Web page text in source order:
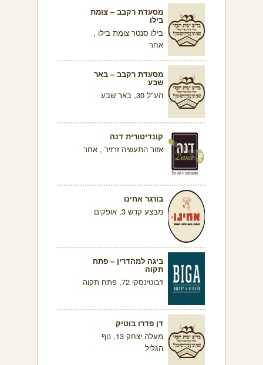
מסעדת רקבב – צומת
בילו
בילו סנטר צומת בילו ,
אחר
מסעדת רקבב – באר
שבע
הע"ל 30, באר שבע
קונדיטורית דנה
אזור התעשיה זרזיר , אחר
בורגר אחינו
מבצע קדש 3, אופקים
ביגה למהדרין – פתח
תקוה
ז'בוטינסקי 72, פתח תקוה
דן פדרו בוטיק
מעלה יצחק 13, נוף
הגליל